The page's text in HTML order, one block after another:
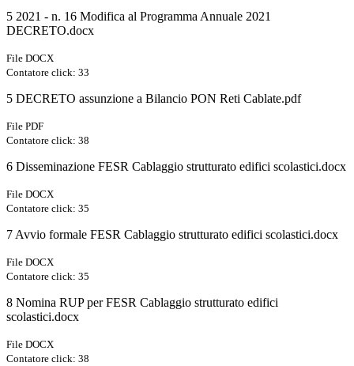
5 2021 - n. 16 Modifica al Programma Annuale 2021
DECRETO.docx
File DOCX
Contatore click: 33
5 DECRETO assunzione a Bilancio PON Reti Cablate.pdf
File PDF
Contatore click: 38
6 Disseminazione FESR Cablaggio strutturato edifici scolastici.docx
File DOCX
Contatore click: 35
7 Avvio formale FESR Cablaggio strutturato edifici scolastici.docx
File DOCX
Contatore click: 35
8 Nomina RUP per FESR Cablaggio strutturato edifici
scolastici.docx
File DOCX
Contatore click: 38